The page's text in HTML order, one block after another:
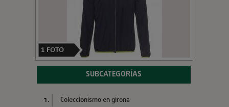
1 FOTO
SUBCATEGORÍAS
Coleccionismo en girona